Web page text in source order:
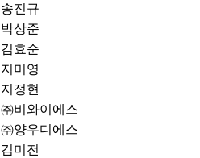
송진규
박상준
김효순
지미영
지정현
㈜비와이에스
㈜양우디에스
김미전